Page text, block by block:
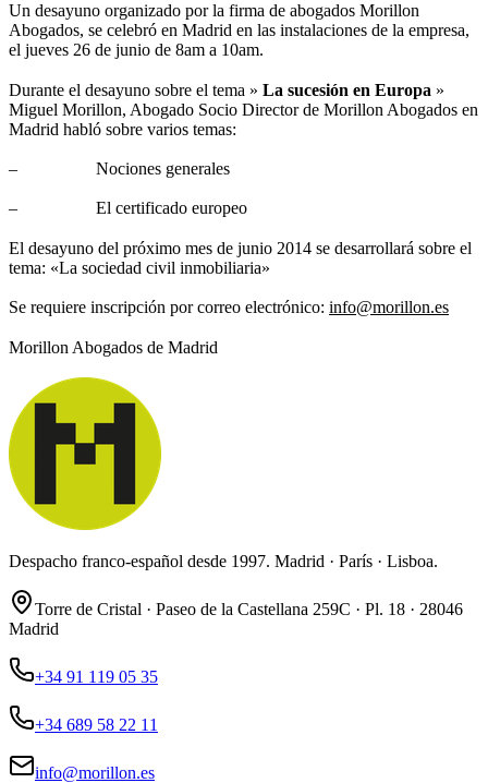
Un desayuno organizado por la firma de abogados Morillon
Abogados, se celebró en Madrid en las instalaciones de la empresa,
el jueves 26 de junio de 8am a 10am.
Durante el desayuno sobre el tema » La sucesión en Europa »
Miguel Morillon, Abogado Socio Director de Morillon Abogados en
Madrid habló sobre varios temas:
– Nociones generales
– El certificado europeo
El desayuno del próximo mes de junio 2014 se desarrollará sobre el
tema: «La sociedad civil inmobiliaria»
Se requiere inscripción por correo electrónico: info@morillon.es
Morillon Abogados de Madrid
Despacho franco-español desde 1997. Madrid · París · Lisboa.
Torre de Cristal · Paseo de la Castellana 259C · Pl. 18 · 28046
Madrid
+34 91 119 05 35
+34 689 58 22 11
info@morillon.es